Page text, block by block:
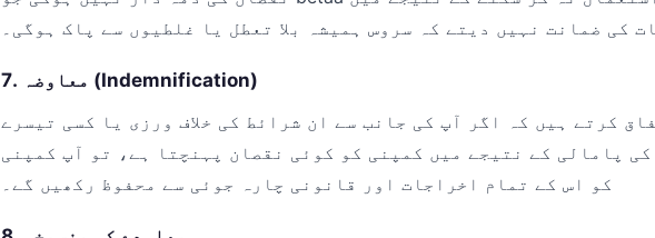
کی ضمانت نہیں دیتے کہ سروس ہمیشہ بلا تعطل یا غلطیوں سے پاک ہوگی۔
7. معاوضہ (Indemnification)
کرتے ہیں کہ اگر آپ کی جانب سے ان شرائط کی خلاف ورزی یا کسی تیسرے
پامالی کے نتیجے میں کمپنی کو کوئی نقصان پہنچتا ہے، تو آپ کمپنی
کو اس کے تمام اخراجات اور قانونی چارہ جوئی سے محفوظ رکھیں گے۔